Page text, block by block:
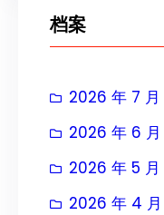
档案
2026 年 7 月
2026 年 6 月
2026 年 5 月
2026 年 4 月